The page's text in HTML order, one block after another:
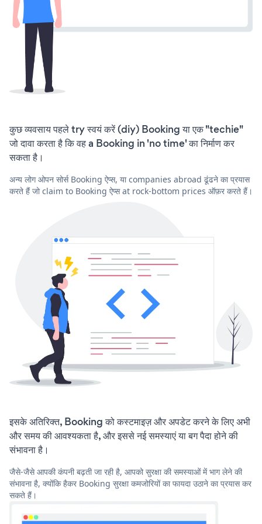
कुछ व्यवसाय पहले try स्वयं करें (diy) Booking या एक "techie"
जो दावा करता है कि वह a Booking in 'no time' का निर्माण कर
सकता है।
अन्य लोग ओपन सोर्स Booking ऐप्स, या companies abroad ढूंढने का प्रयास
करते हैं जो claim to Booking ऐप्स at rock-bottom prices ऑफ़र करते हैं।
इसके अतिरिक्त, Booking को कस्टमाइज़ और अपडेट करने के लिए अभी
और समय की आवश्यकता है, और इससे नई समस्याएं या बग पैदा होने की
संभावना है।
जैसे-जैसे आपकी कंपनी बढ़ती जा रही है, आपको सुरक्षा की समस्याओं में भाग लेने की
संभावना है, क्योंकि हैकर Booking सुरक्षा कमजोरियों का फायदा उठाने का प्रयास कर
सकते हैं।